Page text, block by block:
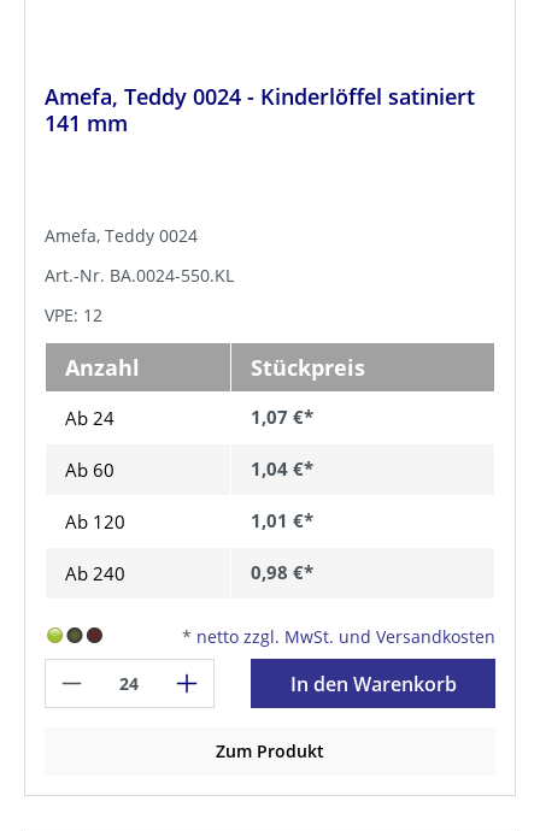
Amefa, Teddy 0024 - Kinderlöffel satiniert
141 mm
Amefa, Teddy 0024
Art.-Nr. BA.0024-550.KL
VPE: 12
Anzahl Stückpreis
Ab 24 1,07 €*
Ab 60 1,04 €*
Ab 120 1,01 €*
Ab 240 0,98 €*
* netto zzgl. MwSt. und Versandkosten
In den Warenkorb
Zum Produkt